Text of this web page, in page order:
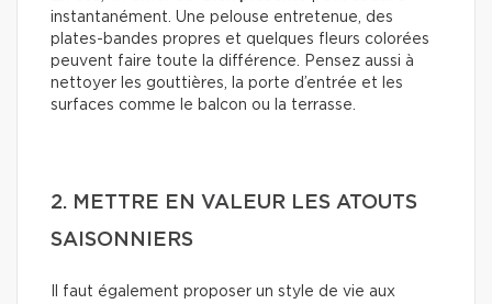
instantanément. Une pelouse entretenue, des
plates-bandes propres et quelques fleurs colorées
peuvent faire toute la différence. Pensez aussi à
nettoyer les gouttières, la porte d’entrée et les
surfaces comme le balcon ou la terrasse.
2. METTRE EN VALEUR LES ATOUTS
SAISONNIERS
Il faut également proposer un style de vie aux